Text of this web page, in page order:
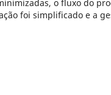
o fluxo do
foi simplificado e a